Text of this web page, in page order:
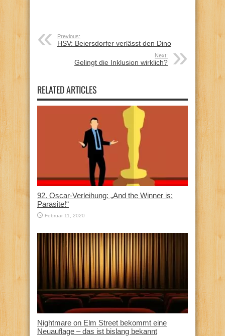
Previous:
HSV: Beiersdorfer verlässt den Dino
Next:
Gelingt die Inklusion wirklich?
RELATED ARTICLES
92. Oscar-Verleihung: „And the Winner is:
Parasite!“
Februar 11, 2020
Nightmare on Elm Street bekommt eine
Neuauflage – das ist bislang bekannt